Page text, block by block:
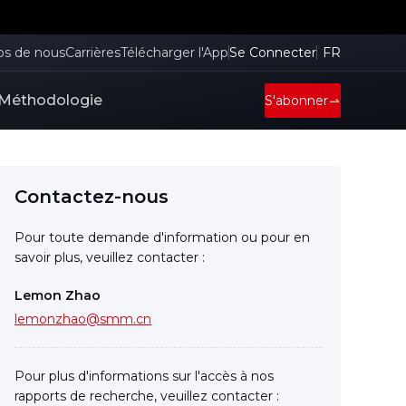
de nousCarrièresTélécharger l'AppSe Connecter FR
S'abonner
Contactez-nous
Pour toute demande d'information ou pour en
savoir plus, veuillez contacter :
Lemon Zhao
lemonzhao@smm.cn
Pour plus d'informations sur l'accès à nos
rapports de recherche, veuillez contacter :